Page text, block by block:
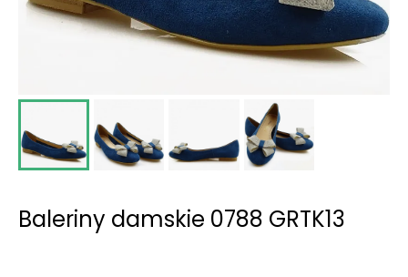
Baleriny damskie 0788 GRTK13